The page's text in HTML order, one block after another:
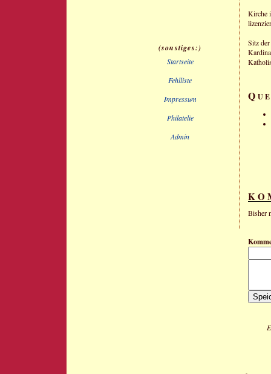
Kirche
Sitz
Q
Bisher
sonstiges:
Startseite
Fehlliste
Impressum
Philatelie
Admin